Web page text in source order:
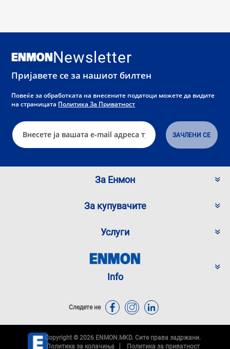
Newsletter
Пријавете се за нашиот билтен
Повеќе за обработката на внесените податоци можете да видите
на страницата Политика За Приватност
За Енмон
За купувачите
Услуги
Info
Следете не
Copyright © 2026 ENMON.MKD. Сите права задржани.
Политика за колачиња
Политика за приватност